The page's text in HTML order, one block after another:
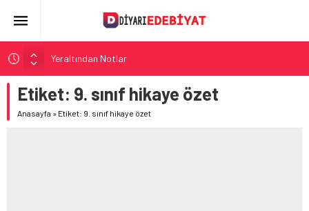
Yeraltından Notlar
Aylak Adam
Zebercet
Demiryolu Hikâyecileri
Etiket: 9. sınıf hikaye özet
Anasayfa » Etiket: 9. sınıf hikaye özet